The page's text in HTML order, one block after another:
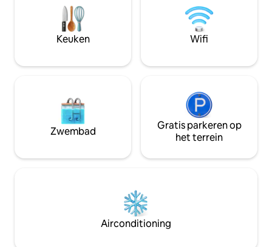
minuten rijden naar het dichtstbijzijnde
strand, op 5 minuten lopen naar
eetgelegenheden, supermarkt,
apotheek en geldautomaat. Ideaal voor
Huurauto aanbevolen.
Geweldig voor
Gratis
klantenservice
je wilt terugkeren.
Keuken Wifi
Zwembad
Gratis parkeren op
het terrein
Airconditioning